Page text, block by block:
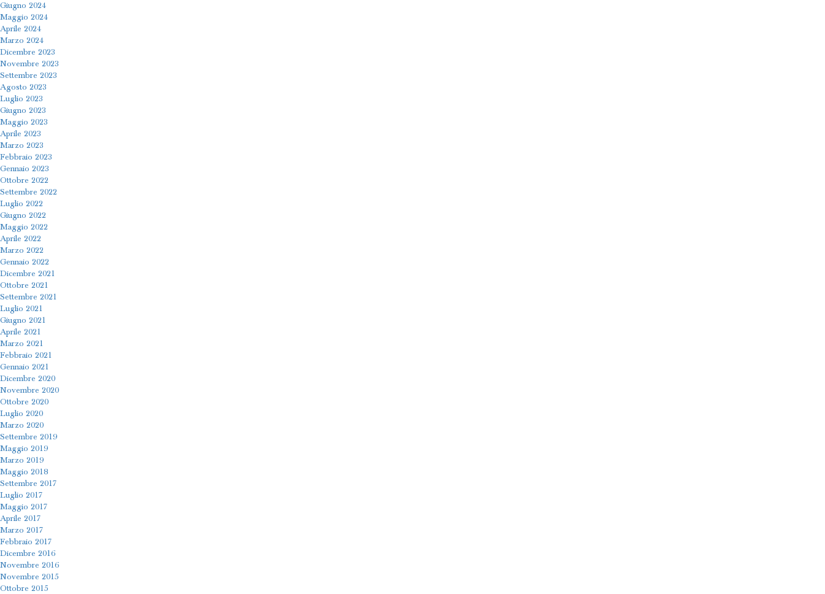
Giugno 2024
Maggio 2024
Aprile 2024
Marzo 2024
Dicembre 2023
Novembre 2023
Settembre 2023
Agosto 2023
Luglio 2023
Giugno 2023
Maggio 2023
Aprile 2023
Marzo 2023
Febbraio 2023
Gennaio 2023
Ottobre 2022
Settembre 2022
Luglio 2022
Giugno 2022
Maggio 2022
Aprile 2022
Marzo 2022
Gennaio 2022
Dicembre 2021
Ottobre 2021
Settembre 2021
Luglio 2021
Giugno 2021
Aprile 2021
Marzo 2021
Febbraio 2021
Gennaio 2021
Dicembre 2020
Novembre 2020
Ottobre 2020
Luglio 2020
Marzo 2020
Settembre 2019
Maggio 2019
Marzo 2019
Maggio 2018
Settembre 2017
Luglio 2017
Maggio 2017
Aprile 2017
Marzo 2017
Febbraio 2017
Dicembre 2016
Novembre 2016
Novembre 2015
Ottobre 2015